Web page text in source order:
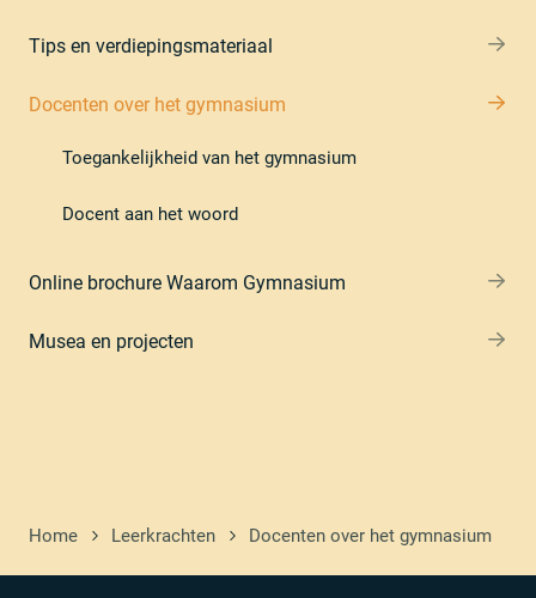
Tips en verdiepingsmateriaal
Docenten over het gymnasium
Toegankelijkheid van het gymnasium
Docent aan het woord
Online brochure Waarom Gymnasium
Musea en projecten
Home Leerkrachten Docenten over het gymnasium